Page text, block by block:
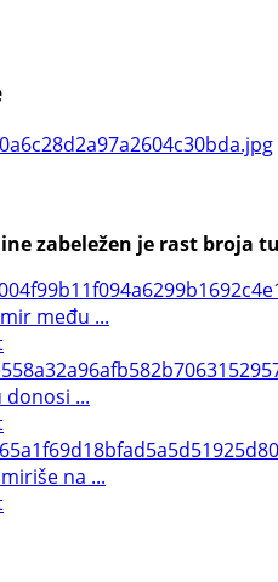
zabeležen je rast
među ...
donosi ...
na ...